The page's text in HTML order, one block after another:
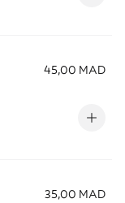
45,00 MAD
35,00 MAD